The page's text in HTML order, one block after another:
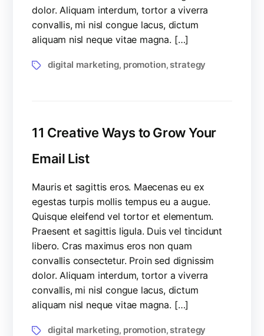
dolor. Aliquam interdum, tortor a viverra
convallis, mi nisl congue lacus, dictum
aliquam nisl neque vitae magna. […]
digital marketing, promotion, strategy
11 Creative Ways to Grow Your
Email List
Mauris et sagittis eros. Maecenas eu ex
egestas turpis mollis tempus eu a augue.
Quisque eleifend vel tortor et elementum.
Praesent et sagittis ligula. Duis vel tincidunt
libero. Cras maximus eros non quam
convallis consectetur. Proin sed dignissim
dolor. Aliquam interdum, tortor a viverra
convallis, mi nisl congue lacus, dictum
aliquam nisl neque vitae magna. […]
digital marketing, promotion, strategy